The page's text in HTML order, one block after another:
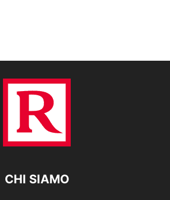
CHI SIAMO